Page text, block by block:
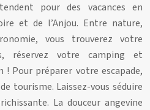
pour des vacances en
et de l’Anjou. Entre nature,
vous trouverez votre
réservez votre camping et
Pour préparer votre escapade,
tourisme. Laissez-vous séduire
La douceur angevine